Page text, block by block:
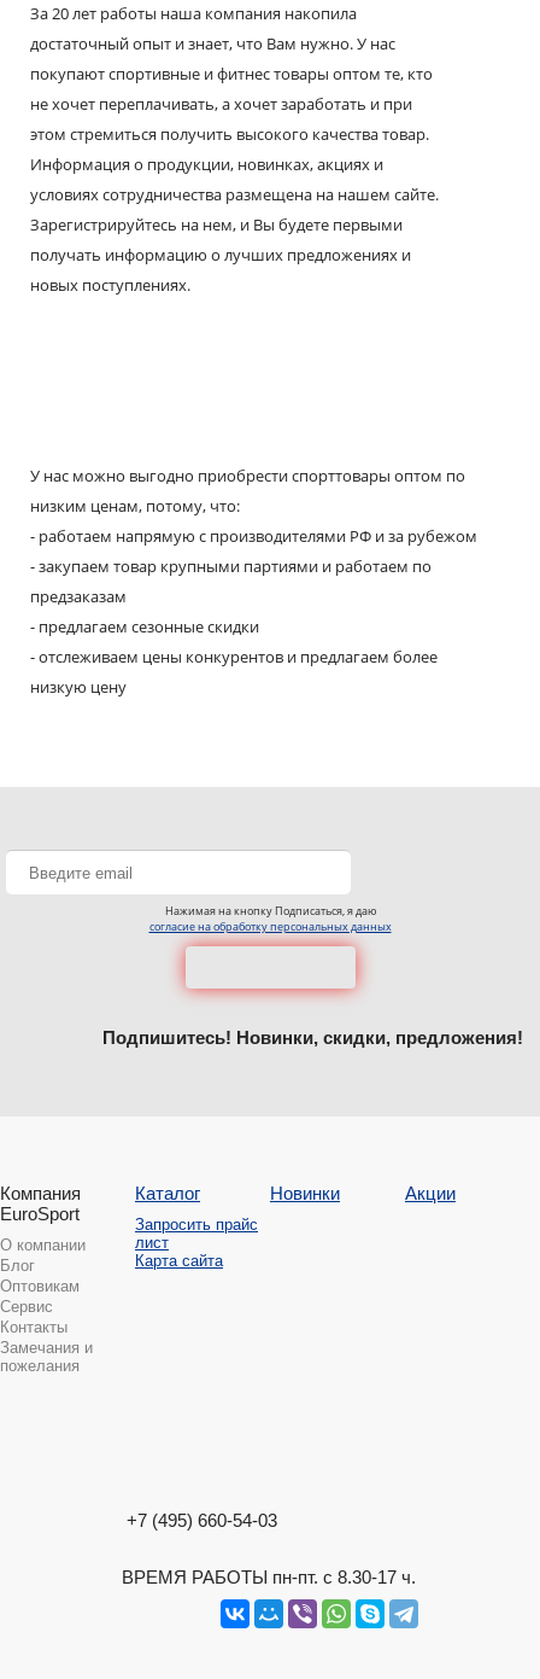
За 20 лет работы наша компания накопила
достаточный опыт и знает, что Вам нужно. У нас
покупают спортивные и фитнес товары оптом те, кто
не хочет переплачивать, а хочет заработать и при
этом стремиться получить высокого качества товар.
Информация о продукции, новинках, акциях и
условиях сотрудничества размещена на нашем сайте.
Зарегистрируйтесь на нем, и Вы будете первыми
получать информацию о лучших предложениях и
новых поступлениях.
У нас можно выгодно приобрести спорттовары оптом по
низким ценам, потому, что:
- работаем напрямую с производителями РФ и за рубежом
- закупаем товар крупными партиями и работаем по
предзаказам
- предлагаем сезонные скидки
- отслеживаем цены конкурентов и предлагаем более
низкую цену
Нажимая на кнопку Подписаться, я даю
согласие на обработку персональных данных
Подпишитесь! Новинки, скидки, предложения!
Компания
EuroSport
О компании
Блог
Оптовикам
Сервис
Контакты
Замечания и
пожелания
Каталог
Запросить прайс
лист
Карта сайта
Новинки Акции
+7 (495) 660-54-03
ВРЕМЯ РАБОТЫ пн-пт. с 8.30-17 ч.